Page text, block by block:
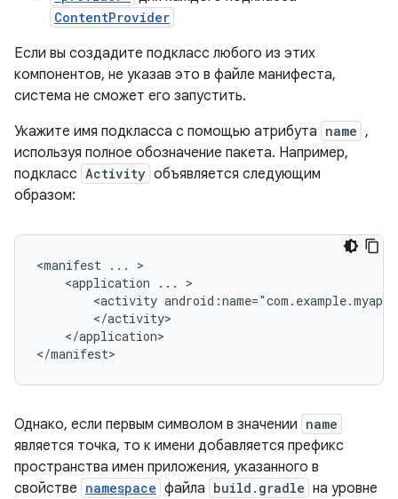
ContentProvider
Если вы создадите подкласс любого из этих
компонентов, не указав это в файле манифеста,
система не сможет его запустить.
Укажите имя подкласса с помощью атрибута name ,
используя полное обозначение пакета. Например,
подкласс Activity объявляется следующим
образом:
<manifest ...
<application
...
<activity
</application>
</manifest>
Однако, если первым символом в значении name
является точка, то к имени добавляется префикс
пространства имен приложения, указанного в
свойстве namespace файла build.gradle на уровне